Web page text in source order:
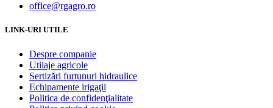
office@rgagro.ro
LINK-URI UTILE
Despre companie
Utilaje agricole
Sertizări furtunuri hidraulice
Echipamente irigaţii
Politica de confidenţialitate